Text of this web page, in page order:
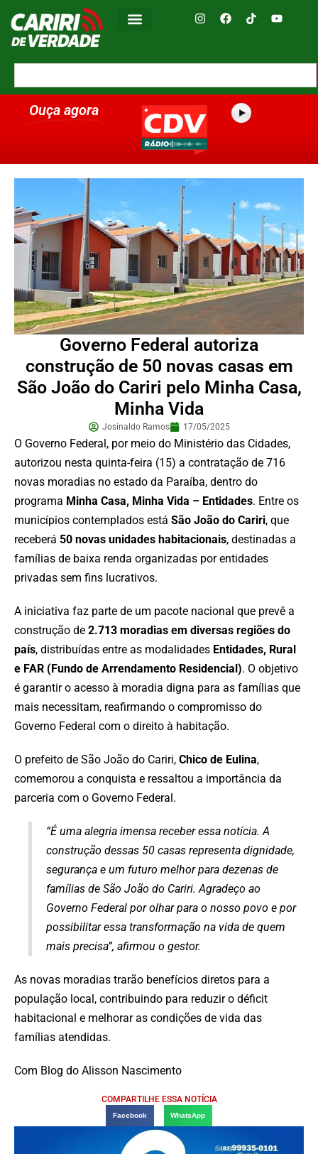
Ouça agora
Governo Federal autoriza
construção de 50 novas casas em
São João do Cariri pelo Minha Casa,
Minha Vida
Josinaldo Ramos 17/05/2025
O Governo Federal, por meio do Ministério das Cidades,
autorizou nesta quinta-feira (15) a contratação de 716
novas moradias no estado da Paraíba, dentro do
programa Minha Casa, Minha Vida – Entidades. Entre os
municípios contemplados está São João do Cariri, que
receberá 50 novas unidades habitacionais, destinadas a
famílias de baixa renda organizadas por entidades
privadas sem fins lucrativos.
A iniciativa faz parte de um pacote nacional que prevê a
construção de 2.713 moradias em diversas regiões do
país, distribuídas entre as modalidades Entidades, Rural
e FAR (Fundo de Arrendamento Residencial). O objetivo
é garantir o acesso à moradia digna para as famílias que
mais necessitam, reafirmando o compromisso do
Governo Federal com o direito à habitação.
O prefeito de São João do Cariri, Chico de Eulina,
comemorou a conquista e ressaltou a importância da
parceria com o Governo Federal.
“É uma alegria imensa receber essa notícia. A
construção dessas 50 casas representa dignidade,
segurança e um futuro melhor para dezenas de
famílias de São João do Cariri. Agradeço ao
Governo Federal por olhar para o nosso povo e por
possibilitar essa transformação na vida de quem
mais precisa”, afirmou o gestor.
As novas moradias trarão benefícios diretos para a
população local, contribuindo para reduzir o déficit
habitacional e melhorar as condições de vida das
famílias atendidas.
Com Blog do Alisson Nascimento
COMPARTILHE ESSA NOTÍCIA
Facebook WhatsApp